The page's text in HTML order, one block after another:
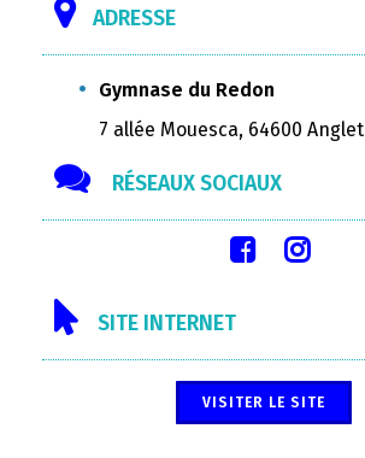
ADRESSE
Gymnase du Redon
7 allée Mouesca, 64600 Anglet
RÉSEAUX SOCIAUX
SITE INTERNET
VISITER LE SITE